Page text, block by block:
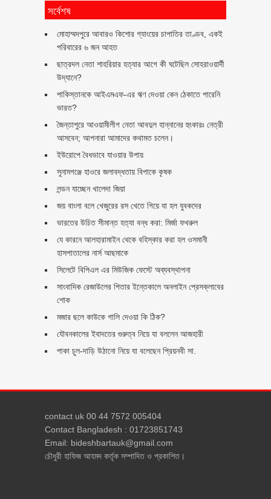
সর্বেশষ
মোহাম্মদপুরে আবারও কিশোর গ্যাংয়ের চাপাতির তাণ্ডব, একই
পরিবারের ৬ জন আহত
ছাত্রদল নেতা শাহরিয়ার হত্যার আগে কী ঘটেছিল সোহরাওয়ার্দী
উদ্যানে?
পাকিস্তানকে আইএমএফ-এর ঋণ দেওয়া কেন ঠেকাতে পারেনি
ভারত?
জৈন্তাপুরে আওয়ামীলীগ নেতা আবদুল হান্নানের হুংকারঃ নেত্রী
আসবেন; আপনারা আমাদের কথামত চলেন।
ইউরোপে বৈধভাবে যাওয়ার উপায়
সুনামগঞ্জে হাওরে জলাবদ্ধতায় বিপাকে কৃষক
লন্ডন যাচ্ছেন খালেদা জিয়া
জয় বাংলা বলে খেজুরের রস খেতে গিয়ে যা হল যুবকদের
ভারতের উচিত সীমান্ত হত্যা বন্ধ করা: মির্জা ফখরুল
যে কারনে আলহারামাইন থেকে বহিস্কার করা হল ওসমানী
হাসপাতালের নার্স আছমাকে
সিলেটে বিপিএল এর মিউজিক ফেস্টে অব্যবস্থাপনা
সাংবাদিক রেজাউলের পিতার ইন্তেকালে অনলাইন প্রেসক্লাবের
শোক
মজার ছলে কাউকে গালি দেওয়া কি ঠিক?
যৌবনকালের ইবাদতের গুরুত্ব নিয়ে যা বললেন আজহারী
পাকা চুল-দাড়ি উঠানো নিয়ে যা বলেছেন প্রিয়নবী সা.
contact uk 00 44 7572 005404
Contact Bangladesh : 01723851743
Email: bideshbartauk@gmail.com
চৌধুরী হাফিজ আহমদ কর্তৃক সম্পাদিত ও প্রকাশিত।